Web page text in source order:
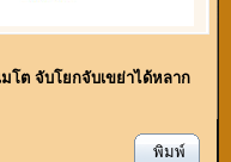
ต จับโยกจับเขย่าได้หลาก
พิมพ์